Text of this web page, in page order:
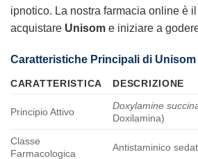
ipnotico. La nostra farmacia online è
acquistare Unisom e iniziare a
Caratteristiche Principali di Unisom
CARATTERISTICA DESCRIZIONE
Principio Attivo
Doxylamine
Doxilamina)
Classe
Farmacologica
Antistaminico